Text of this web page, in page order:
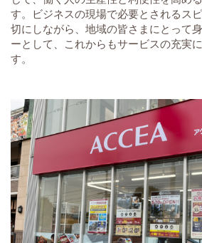
す。ビジネスの現場で必要とされるス
切にしながら、地域の皆さまにとって
ーとして、これからもサービスの充実
す。